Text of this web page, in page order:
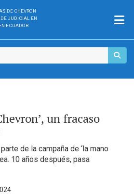
DE CHEVRON
JUDICIAL EN
ECUADOR
un fracaso
de la campaña de ‘la mano
10 años después, pasa